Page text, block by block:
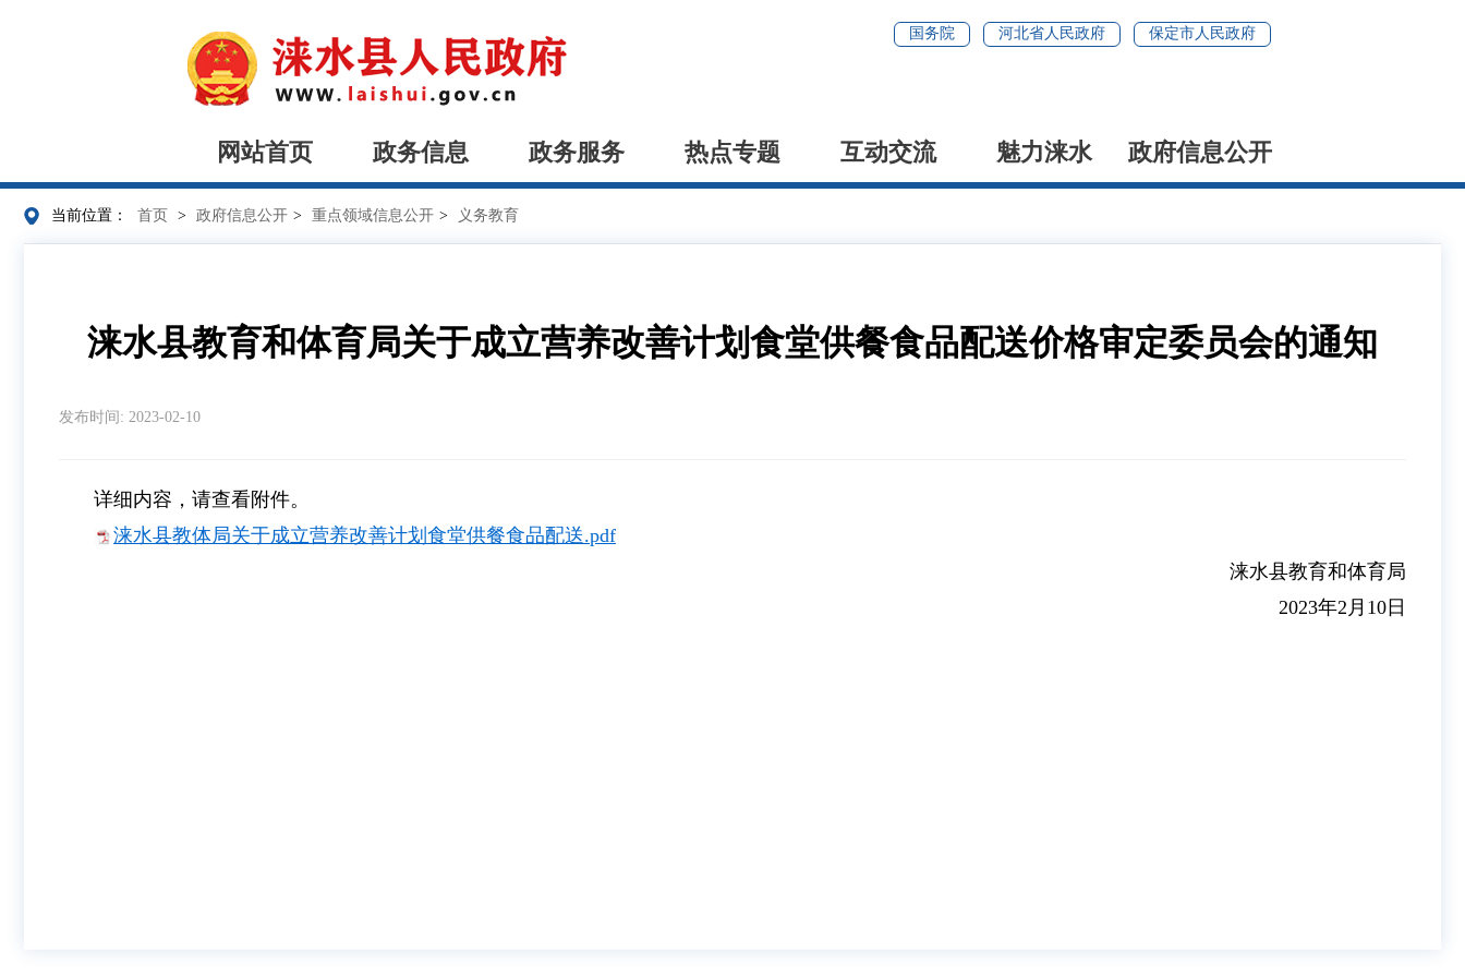
国务院 河北省人民政府 保定市人民政府
网站首页 政务信息 政务服务 热点专题 互动交流 魅力涞水 政府信息公开
当前位置： 首页 > 政府信息公开 > 重点领域信息公开 > 义务教育
涞水县教育和体育局关于成立营养改善计划食堂供餐食品配送价格审定委员会的通知
发布时间: 2023-02-10
详细内容，请查看附件。
涞水县教体局关于成立营养改善计划食堂供餐食品配送.pdf
涞水县教育和体育局
2023年2月10日